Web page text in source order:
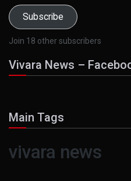
Subscribe
Join 18 other subscribers
Vivara News –
Main Tags
vivara news